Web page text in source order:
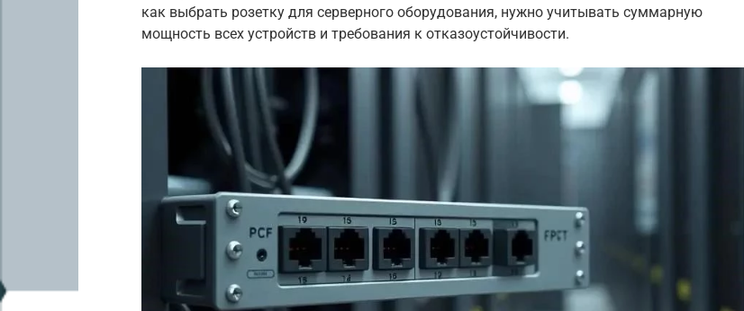
как выбрать розетку для серверного оборудования, нужно учитывать суммарную
мощность всех устройств и требования к отказоустойчивости.